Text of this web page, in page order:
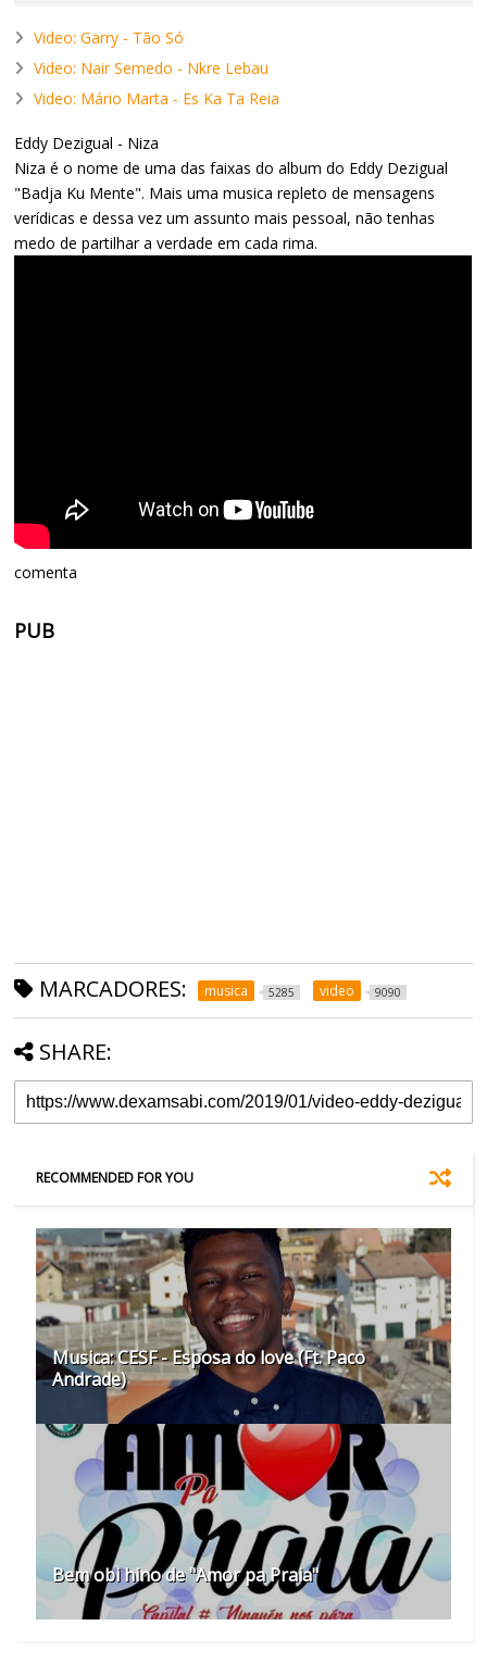
Video: Garry - Tão Só
Video: Nair Semedo - Nkre Lebau
Video: Mário Marta - Es Ka Ta Reia
Eddy Dezigual - Niza
Niza é o nome de uma das faixas do album do Eddy Dezigual
"Badja Ku Mente". Mais uma musica repleto de mensagens
verídicas e dessa vez um assunto mais pessoal, não tenhas
medo de partilhar a verdade em cada rima.
comenta
PUB
MARCADORES: musica 5285 video 9090
SHARE:
RECOMMENDED FOR YOU
Musica: CESF - Esposa do love (Ft. Paco
Andrade)
Bem obi hino de "Amor pa Praia"